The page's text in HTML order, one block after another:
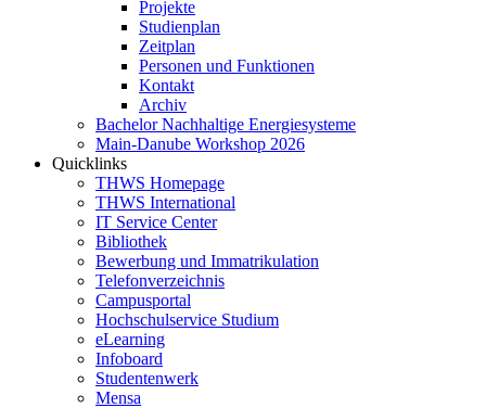
Projekte
Studienplan
Zeitplan
Personen und Funktionen
Kontakt
Archiv
Bachelor Nachhaltige Energiesysteme
Main-Danube Workshop 2026
Quicklinks
THWS Homepage
THWS International
IT Service Center
Bibliothek
Bewerbung und Immatrikulation
Telefonverzeichnis
Campusportal
Hochschulservice Studium
eLearning
Infoboard
Studentenwerk
Mensa